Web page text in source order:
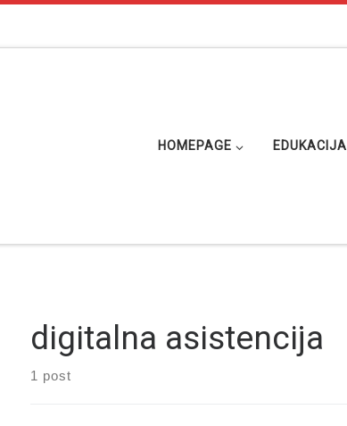
HOMEPAGE EDUKACIJA
digitalna asistencija
1 post